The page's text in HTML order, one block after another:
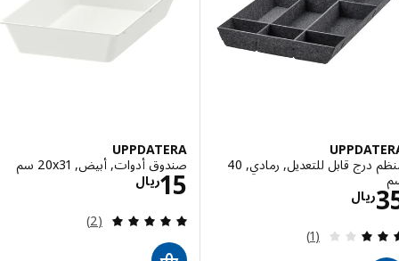
منظم درج قابل للتعديل, رمادي, 40
ريالالاسعار ريال 35
مراجعة: 3 من أصل 5 نجوم. إجمالي المراجعات:
(1)
UPPDATERA
صندوق أدوات, أبيض, ‎20x31 سم‏
ريال15 الاسعار ريال 15
مراجعة: 5 من أصل 5 نجوم. إجمالي المراجعات:
(2)